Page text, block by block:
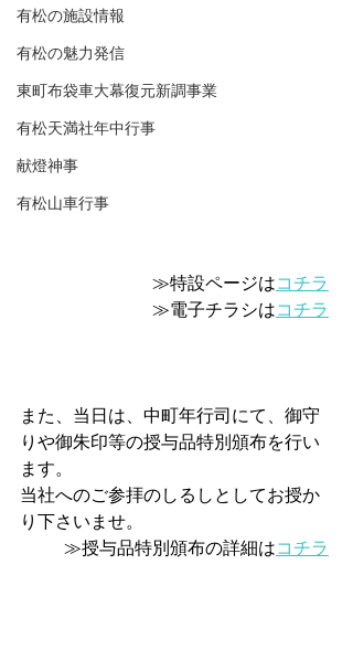
有松の施設情報
有松の魅力発信
東町布袋車大幕復元新調事業
有松天満社年中行事
献燈神事
有松山車行事
≫特設ページはコチラ
≫電子チラシはコチラ
また、当日は、中町年行司にて、御守
りや御朱印等の授与品特別頒布を行い
ます。
当社へのご参拝のしるしとしてお授か
り下さいませ。
≫授与品特別頒布の詳細はコチラ